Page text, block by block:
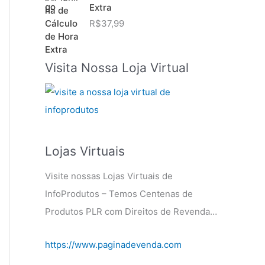
Extra
R$37,99
Visita Nossa Loja Virtual
Lojas Virtuais
Visite nossas Lojas Virtuais de
InfoProdutos – Temos Centenas de
Produtos PLR com Direitos de Revenda…
https://www.paginadevenda.com